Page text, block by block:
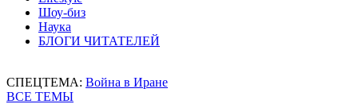
Шоу-биз
Наука
БЛОГИ ЧИТАТЕЛЕЙ
СПЕЦТЕМА: Война в Иране
ВСЕ ТЕМЫ